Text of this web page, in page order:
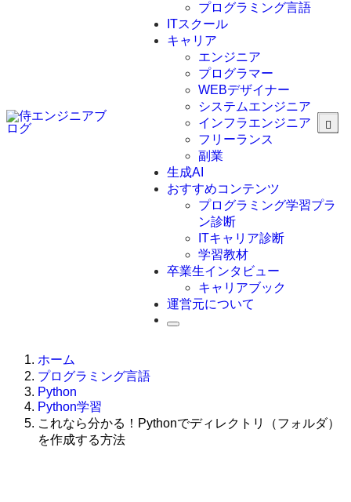
プログラミング言語
C言語
C#
VBA
Go言語
Kotlin
Java
JavaScript
Swift
Ruby
ITスクール
キャリア
エンジニア
プログラマー
WEBデザイナー
システムエンジニア
インフラエンジニア
フリーランス
副業
生成AI
おすすめコンテンツ
プログラミング学習プラ
ン診断
ITキャリア診断
学習教材
卒業生インタビュー
キャリアブック
運営元について
ホーム
プログラミング言語
Python
Python学習
これなら分かる！Pythonでディレクトリ（フォルダ）
を作成する方法